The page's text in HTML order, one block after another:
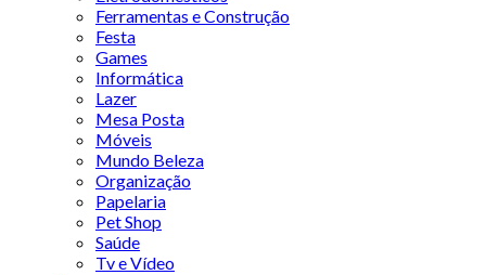
Ferramentas e Construção
Festa
Games
Informática
Lazer
Mesa Posta
Móveis
Mundo Beleza
Organização
Papelaria
Pet Shop
Saúde
Tv e Vídeo